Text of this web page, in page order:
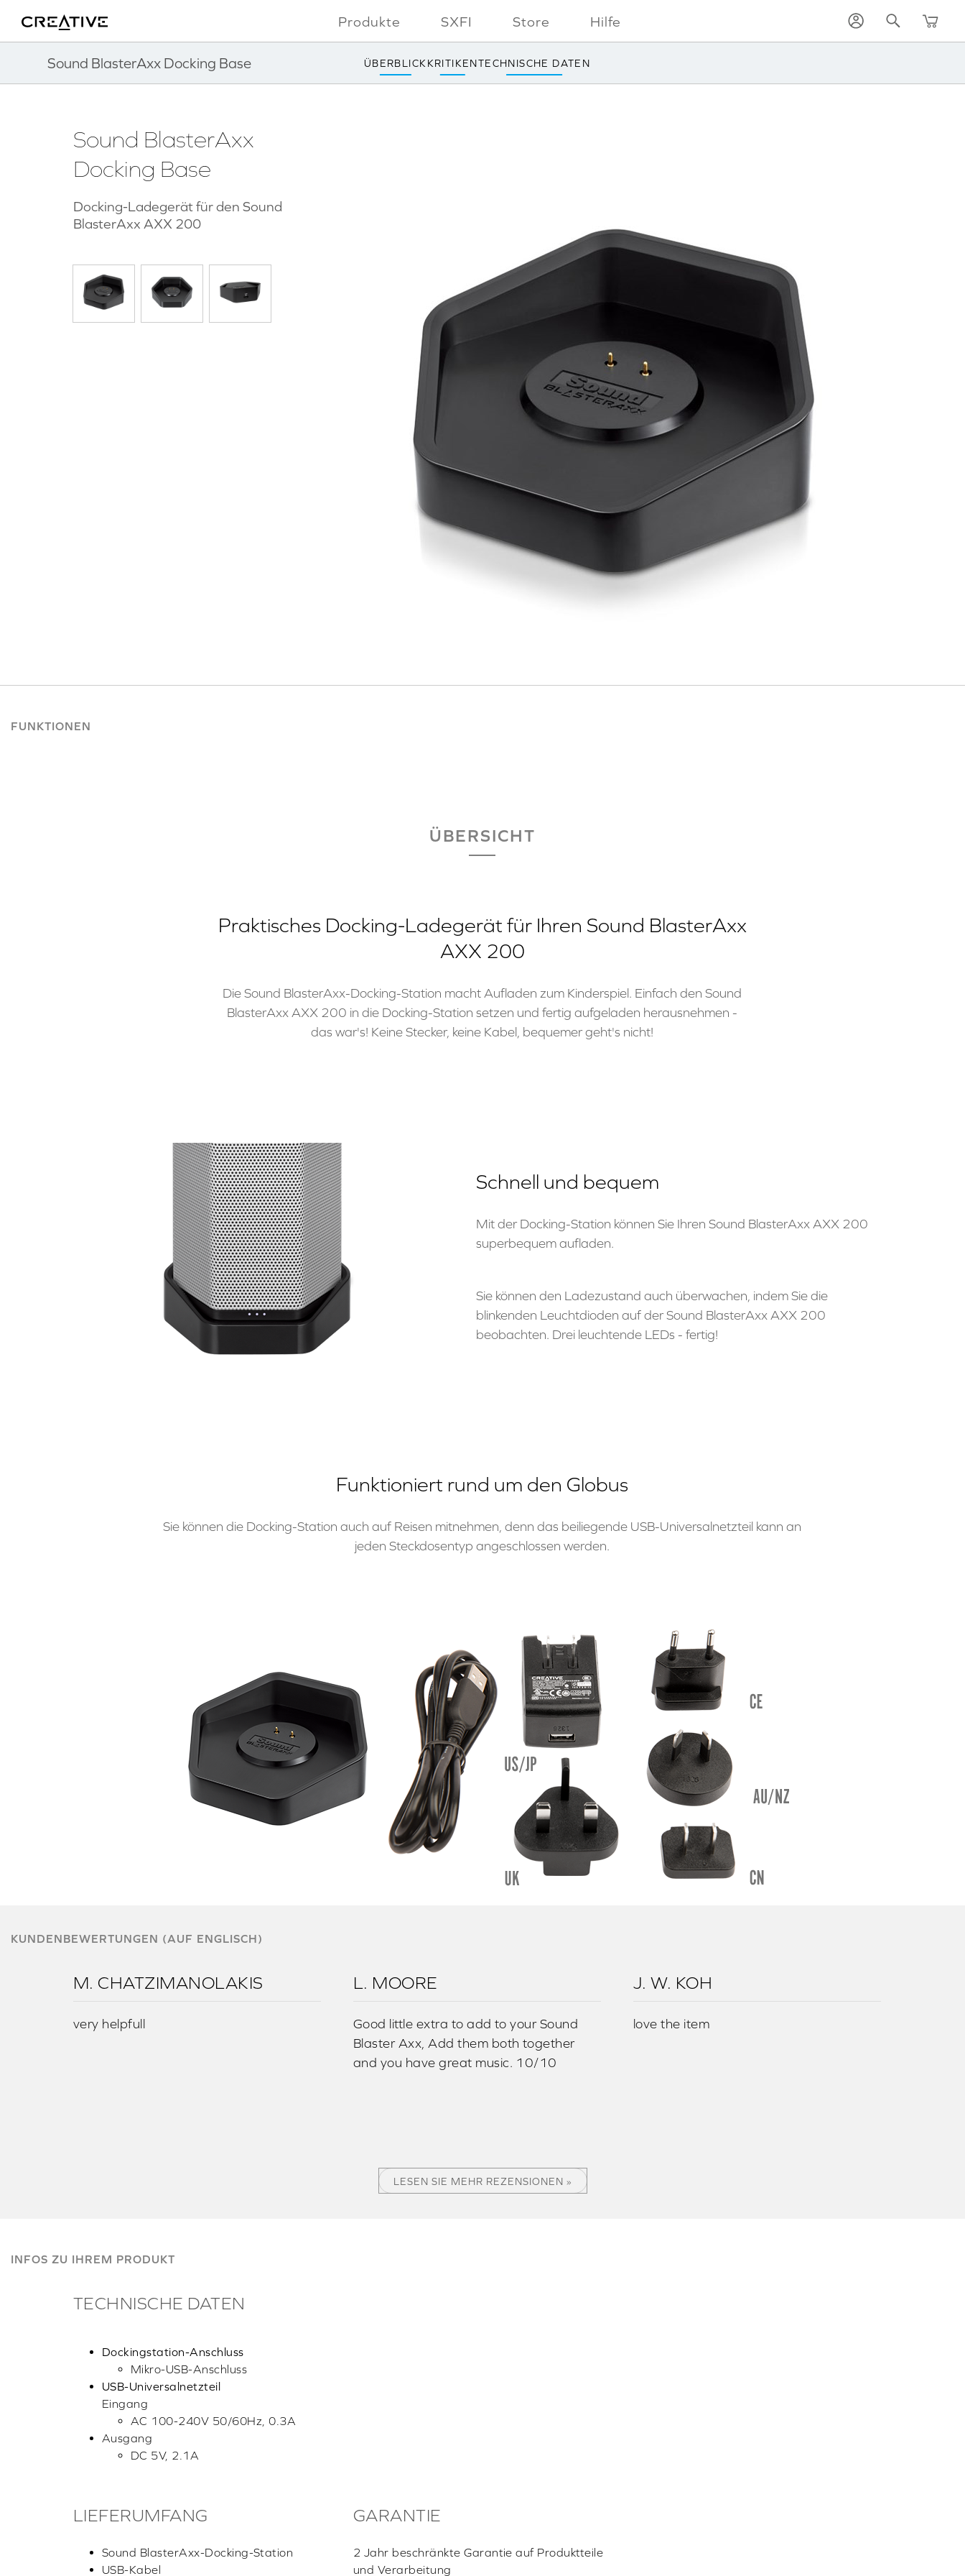
Produkte SXFI Store Hilfe
Sound BlasterAxx Docking Base ÜBERBLICK KRITIKENTECHNISCHE DATEN
Zurück zum Seitenanfang
Sound BlasterAxx
Docking Base
Docking-Ladegerät für den Sound
BlasterAxx AXX 200
FUNKTIONEN
ÜBERSICHT
Praktisches Docking-Ladegerät für Ihren Sound BlasterAxx
AXX 200
Die Sound BlasterAxx-Docking-Station macht Aufladen zum Kinderspiel. Einfach den Sound
BlasterAxx AXX 200 in die Docking-Station setzen und fertig aufgeladen herausnehmen -
das war's! Keine Stecker, keine Kabel, bequemer geht's nicht!
Schnell und bequem
Mit der Docking-Station können Sie Ihren Sound BlasterAxx AXX 200
superbequem aufladen.
Sie können den Ladezustand auch überwachen, indem Sie die
blinkenden Leuchtdioden auf der Sound BlasterAxx AXX 200
beobachten. Drei leuchtende LEDs - fertig!
Funktioniert rund um den Globus
Sie können die Docking-Station auch auf Reisen mitnehmen, denn das beiliegende USB-Universalnetzteil kann an
jeden Steckdosentyp angeschlossen werden.
KUNDENBEWERTUNGEN (AUF ENGLISCH)
M. CHATZIMANOLAKIS
very helpfull
L. MOORE
Good little extra to add to your Sound
Blaster Axx, Add them both together
and you have great music. 10/10
J. W. KOH
love the item
LESEN SIE MEHR REZENSIONEN »
INFOS ZU IHREM PRODUKT
TECHNISCHE DATEN
Dockingstation-Anschluss
Mikro-USB-Anschluss
USB-Universalnetzteil
Eingang
AC 100-240V 50/60Hz, 0.3A
Ausgang
DC 5V, 2.1A
LIEFERUMFANG
Sound BlasterAxx-Docking-Station
USB-Kabel
GARANTIE
2 Jahr beschränkte Garantie auf Produktteile
und Verarbeitung